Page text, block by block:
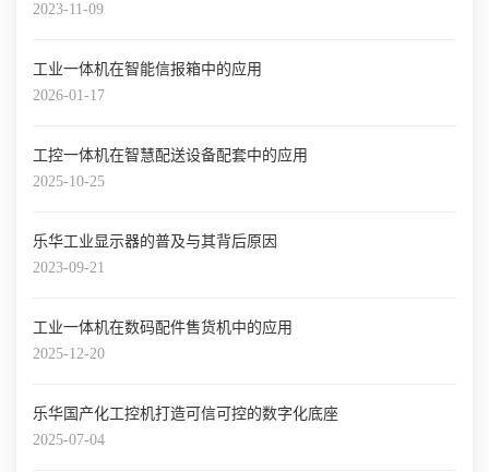
2023-11-09
工业一体机在智能信报箱中的应用
2026-01-17
工控一体机在智慧配送设备配套中的应用
2025-10-25
乐华工业显示器的普及与其背后原因
2023-09-21
工业一体机在数码配件售货机中的应用
2025-12-20
乐华国产化工控机打造可信可控的数字化底座
2025-07-04